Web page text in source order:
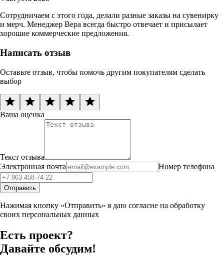
Сотрудничаем с этого года, делали разные заказы на сувенирку
и мерч. Менеджер Вера всегда быстро отвечает и присылает
хорошие коммерческие предложения.
Написать отзыв
Оставьте отзыв, чтобы помочь другим покупателям сделать
выбор
Ваша оценка
Текст отзыва
Электронная почта
Номер телефона
Отправить
Нажимая кнопку «Отправить» я даю согласие на обработку
своих персональных данных
Есть проект?
Давайте обсудим!